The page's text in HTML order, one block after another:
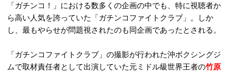
「ガチンコ！」における数多くの企画の中でも、特に視聴者か
ら高い人気を誇っていた「ガチンコファイトクラブ」。しか
し、最もやらせが問題視されたのも同企画であったとされる。
「ガチンコファイトクラブ」の撮影が行われた沖ボクシングジ
ムで取材責任者として出演していた元ミドル級世界王者の竹原